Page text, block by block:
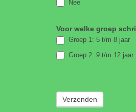
Nee
Voor welke groep
Groep 1: 5 t/m 8 jaar
Groep 2: 9 t/m 12 jaar
Verzenden